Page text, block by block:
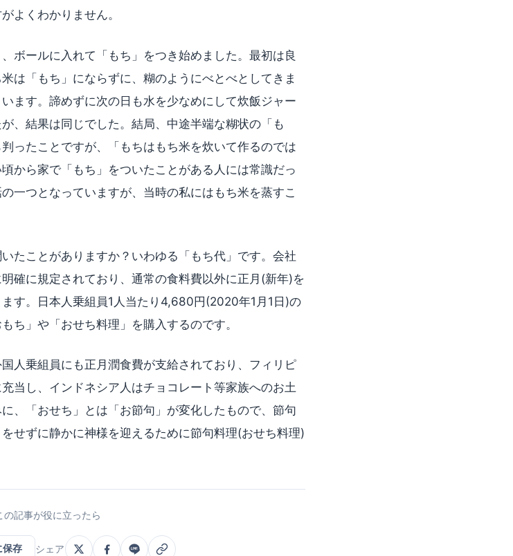
よくわかりません。
ボールに入れて「もち」をつき始めました。最初は良
は「もち」にならずに、糊のようにべとべとしてきま
ます。諦めずに次の日も水を少なめにして炊飯ジャー
、結果は同じでした。結局、中途半端な糊状の「も
ったことですが、「もちはもち米を炊いて作るのでは
から家で「もち」をついたことがある人には常識だっ
一つとなっていますが、当時の私にはもち米を蒸すこ
たことがありますか？いわゆる「もち代」です。会社
確に規定されており、通常の食料費以外に正月(新年)を
す。日本人乗組員1人当たり4,680円(2020年1月1日)の
ち」や「おせち料理」を購入するのです。
人乗組員にも正月潤食費が支給されており、フィリピ
当し、インドネシア人はチョコレート等家族へのお土
、「おせち」とは「お節句」が変化したもので、節句
せずに静かに神様を迎えるために節句料理(おせち料理)
の記事が役に立ったら
保存 シェア